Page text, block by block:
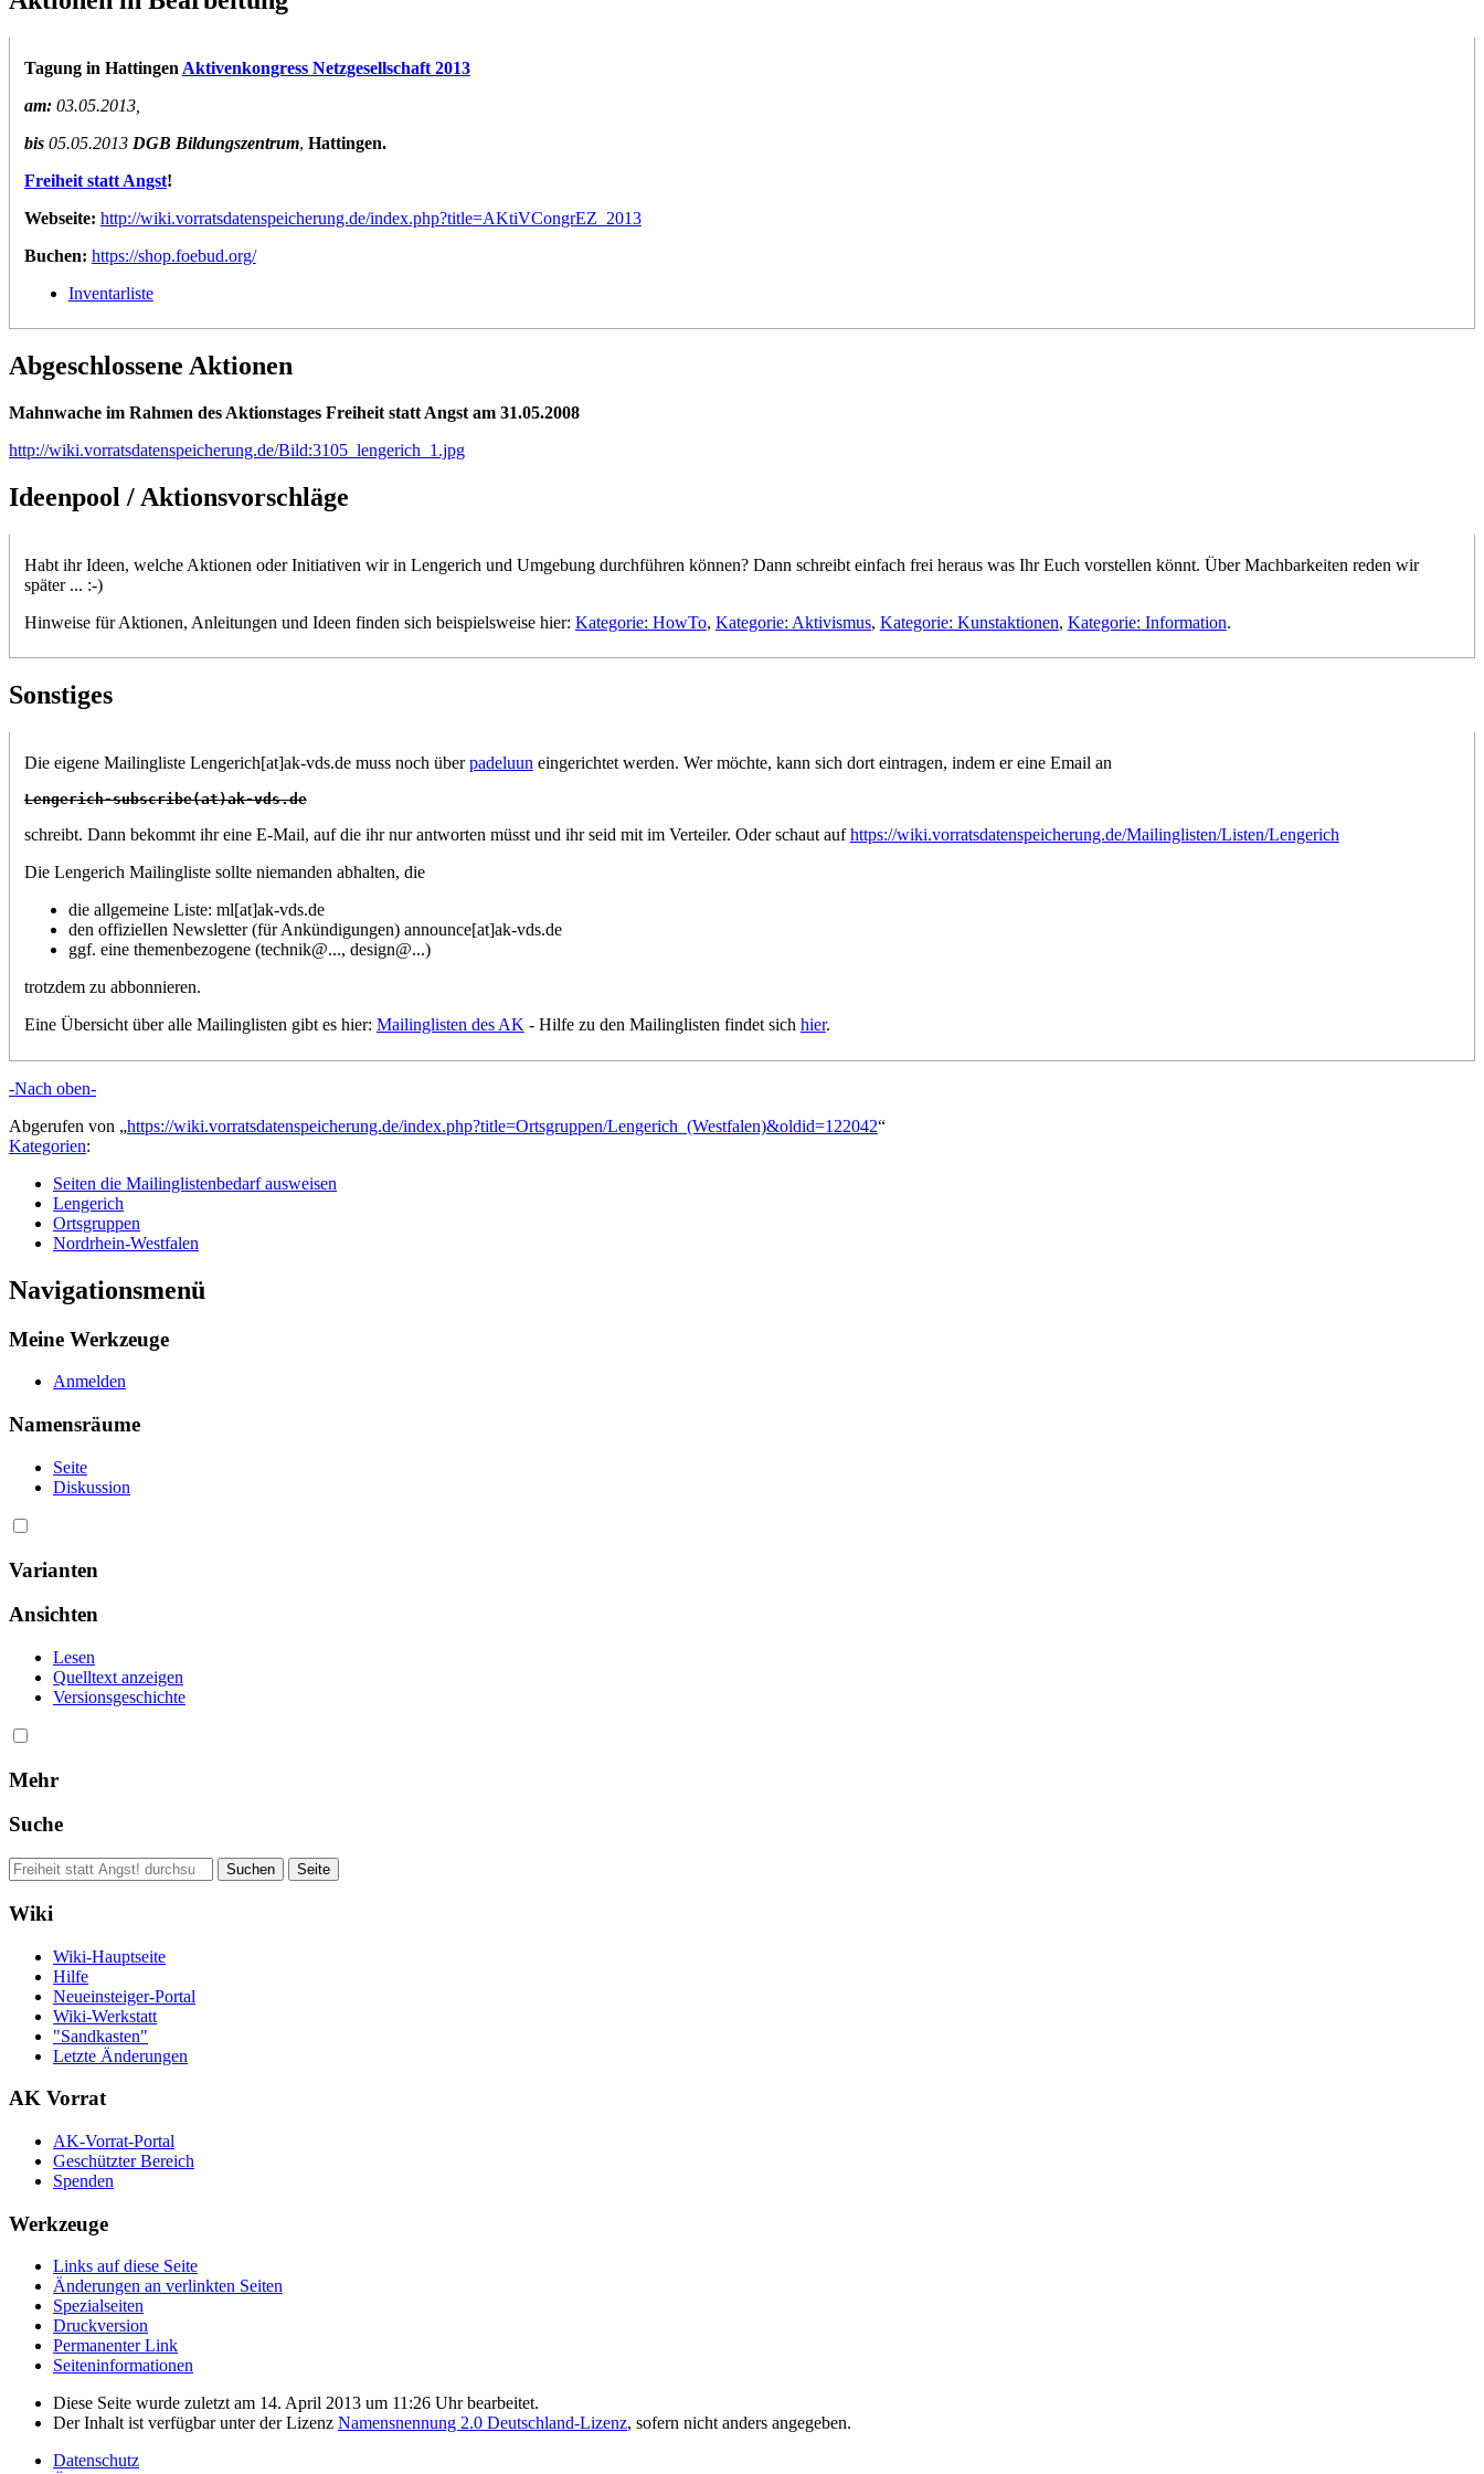
Tagung in Hattingen Aktivenkongress Netzgesellschaft 2013
am:03.05.2013,
bis05.05.2013 DGB Bildungszentrum, Hattingen.
Freiheit statt Angst!
Webseite: http://wiki.vorratsdatenspeicherung.de/index.php?title=AKtiVCongrEZ_2013
Buchen: https://shop.foebud.org/
Inventarliste
Abgeschlossene Aktionen
Mahnwache im Rahmen des Aktionstages Freiheit statt Angst am 31.05.2008
http://wiki.vorratsdatenspeicherung.de/Bild:3105_lengerich_1.jpg
Ideenpool / Aktionsvorschläge
Habt ihr Ideen, welche Aktionen oder Initiativen wir in Lengerich und Umgebung durchführen können? Dann schreibt einfach frei heraus was Ihr Euch vorstellen könnt. Über Machbarkeiten reden wir
später ... :-)
Hinweise für Aktionen, Anleitungen und Ideen finden sich beispielsweise hier: Kategorie: HowTo, Kategorie: Aktivismus, Kategorie: Kunstaktionen, Kategorie: Information.
Sonstiges
Die eigene Mailingliste Lengerich[at]ak-vds.de muss noch überpadeluuneingerichtet werden. Wer möchte, kann sich dort eintragen, indem er eine Email an
Lengerich-subscribe(at)ak-vds.de
schreibt. Dann bekommt ihr eine E-Mail, auf die ihr nur antworten müsst und ihr seid mit im Verteiler. Oder schaut aufhttps://wiki.vorratsdatenspeicherung.de/Mailinglisten/Listen/Lengerich
Die Lengerich Mailingliste sollte niemanden abhalten, die
die allgemeine Liste: ml[at]ak-vds.de
den offiziellen Newsletter (für Ankündigungen) announce[at]ak-vds.de
ggf. eine themenbezogene (technik@..., design@...)
trotzdem zu abbonnieren.
Eine Übersicht über alle Mailinglisten gibt es hier: Mailinglisten des AK- Hilfe zu den Mailinglisten findet sich hier.
-Nach oben-
Abgerufen von „https://wiki.vorratsdatenspeicherung.de/index.php?title=Ortsgruppen/Lengerich_(Westfalen)&oldid=122042“
Kategorien:
Seiten die Mailinglistenbedarf ausweisen
Lengerich
Ortsgruppen
Nordrhein-Westfalen
Navigationsmenü
Meine Werkzeuge
Anmelden
Namensräume
Seite
Diskussion
Varianten
Ansichten
Lesen
Quelltext anzeigen
Versionsgeschichte
Mehr
Suche
Wiki
Wiki-Hauptseite
Hilfe
Neueinsteiger-Portal
Wiki-Werkstatt
"Sandkasten"
Letzte Änderungen
AK Vorrat
AK-Vorrat-Portal
Geschützter Bereich
Spenden
Werkzeuge
Links auf diese Seite
Änderungen an verlinkten Seiten
Spezialseiten
Druckversion
Permanenter Link
Seiten­­informationen
Diese Seite wurde zuletzt am 14. April 2013 um 11:26 Uhr bearbeitet.
Der Inhalt ist verfügbar unter der Lizenz Namensnennung 2.0 Deutschland-Lizenz, sofern nicht anders angegeben.
Datenschutz